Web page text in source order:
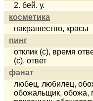
2. бей. у.
косметика
накрашество, красы
пинг
отклик (c), время
(с), ответ
фанат
любец, любилец,
обожальщик, обожа,